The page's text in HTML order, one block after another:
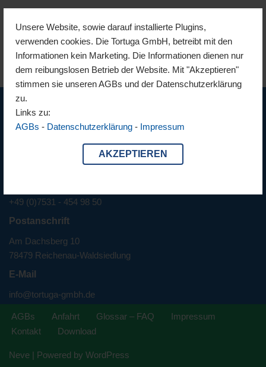
Unsere Website, sowie darauf installierte Plugins,
verwenden cookies. Die Tortuga GmbH, betreibt mit den
Informationen kein Marketing. Die Informationen dienen nur
dem reibungslosen Betrieb der Website. Mit "Akzeptieren"
stimmen sie unseren AGBs und der Datenschutzerklärung
zu.
Links zu:
AGBs - Datenschutzerklärung - Impressum
AKZEPTIEREN
Geschäftszeiten
Mo-Do 8.00-12.30 / 13:00-16:30
Fr. 8:00-13:00
+49 (0)7531 - 454 98 50
Postanschrift
Am Dachsberg 10
78479 Reichenau-Waldsiedlung
E-Mail
info@tortuga-gmbh.de
AGBs Anfahrt Glossar – FAQ
Impressum
Kontakt
Download
Neve | Powered by WordPress